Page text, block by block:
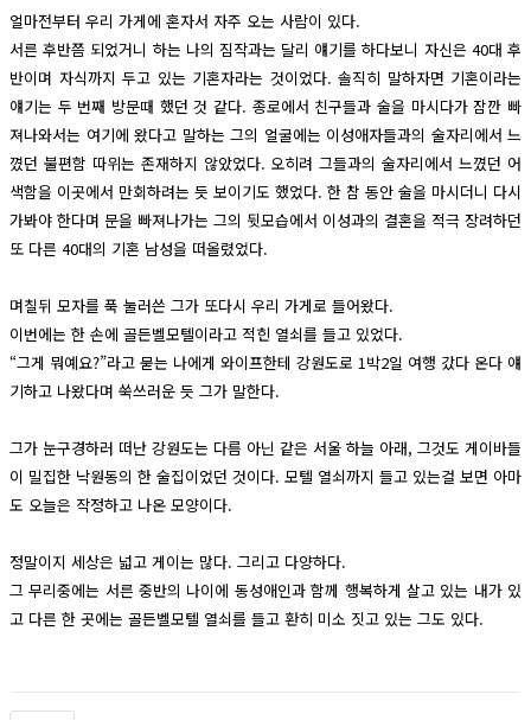
얼마전부터 우리 가게에 혼자서 자주 오는 사람이 있다.
서른 후반쯤 되었거니 하는 나의 짐작과는 달리 얘기를 하다보니 자신은 40대 후
반이며 자식까지 두고 있는 기혼자라는 것이었다. 솔직히 말하자면 기혼이라는
얘기는 두 번째 방문때 했던 것 같다. 종로에서 친구들과 술을 마시다가 잠깐 빠
져나와서는 여기에 왔다고 말하는 그의 얼굴에는 이성애자들과의 술자리에서 느
꼈던 불편함 따위는 존재하지 않았었다. 오히려 그들과의 술자리에서 느꼈던 어
색함을 이곳에서 만회하려는 듯 보이기도 했었다. 한 참 동안 술을 마시더니 다시
가봐야 한다며 문을 빠져나가는 그의 뒷모습에서 이성과의 결혼을 적극 장려하던
또 다른 40대의 기혼 남성을 떠올렸었다.
며칠뒤 모자를 푹 눌러쓴 그가 또다시 우리 가게로 들어왔다.
이번에는 한 손에 골든벨모텔이라고 적힌 열쇠를 들고 있었다.
“그게 뭐예요?”라고 묻는 나에게 와이프한테 강원도로 1박2일 여행 갔다 온다 얘
기하고 나왔다며 쑥쓰러운 듯 그가 말한다.
그가 눈구경하러 떠난 강원도는 다름 아닌 같은 서울 하늘 아래, 그것도 게이바들
이 밀집한 낙원동의 한 술집이었던 것이다. 모텔 열쇠까지 들고 있는걸 보면 아마
도 오늘은 작정하고 나온 모양이다.
정말이지 세상은 넓고 게이는 많다. 그리고 다양하다.
그 무리중에는 서른 중반의 나이에 동성애인과 함께 행복하게 살고 있는 내가 있
고 다른 한 곳에는 골든벨모텔 열쇠를 들고 환히 미소 짓고 있는 그도 있다.